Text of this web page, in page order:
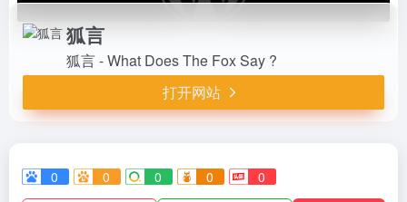
狐言
狐言 - What Does The Fox Say ?
打开网站
0 0 0 0 0